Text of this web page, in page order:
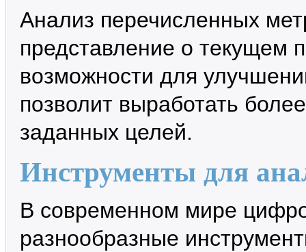
Анализ перечисленных
представление о текущем
возможности для
позволит выработать
заданных целей.
Инструменты для
В современном мире
разнообразные